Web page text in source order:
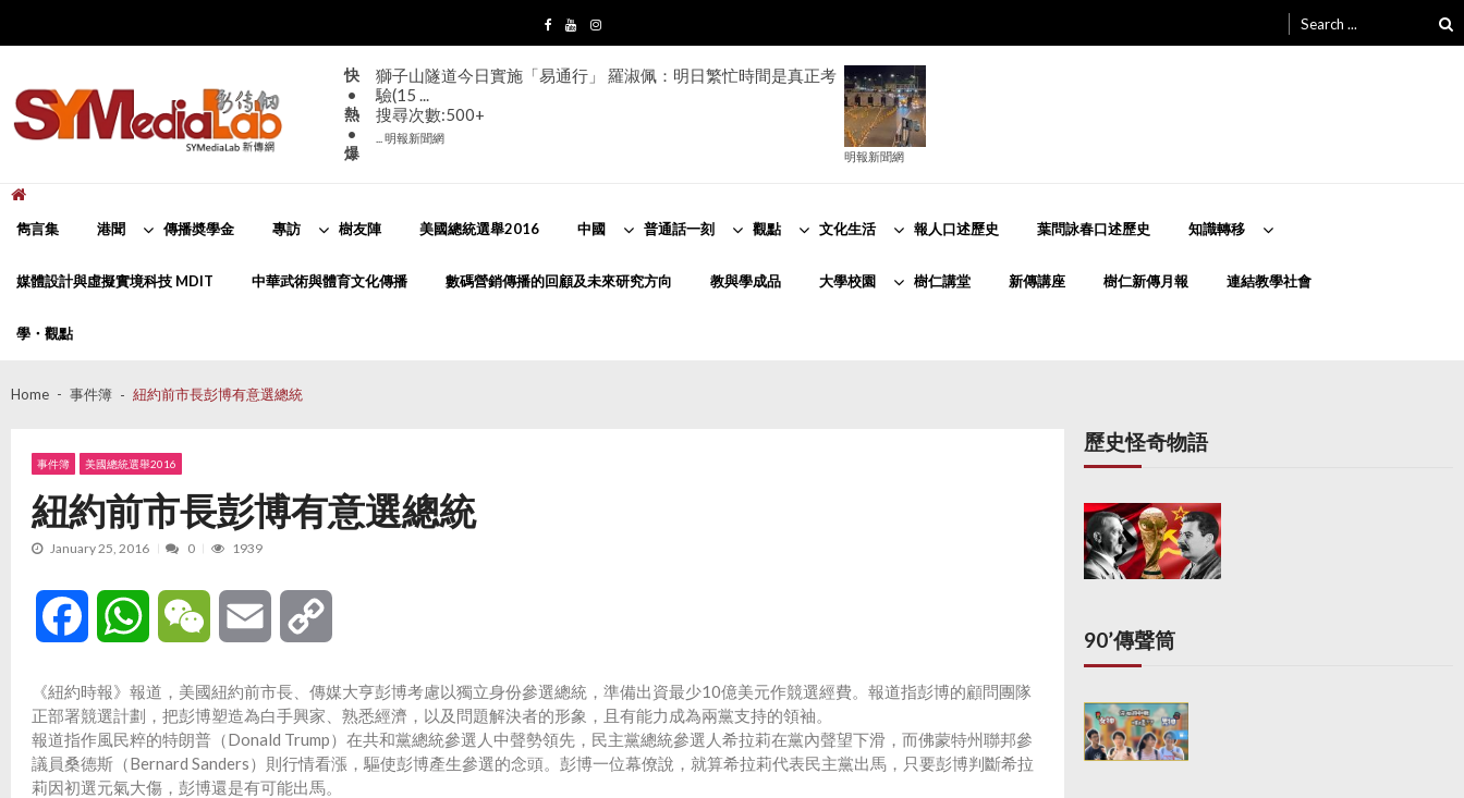
navigation
content
for:
快
•
熱
•
爆
獅子山隧道今日實施「易通行」 羅淑佩：明日繁忙時間是真正考
驗(15 ...
搜尋次數:500+
... 明報新聞網
明報新聞網
雋言集 港聞 傳播奬學金 專訪 樹友陣 美國總統選舉2016 中國 普通話一刻 觀點 文化生活 報人口述歷史 葉問詠春口述歷史 知識轉移
媒體設計與虛擬實境科技 MDIT 中華武術與體育文化傳播 數碼營銷傳播的回顧及未來研究方向 教與學成品 大學校園 樹仁講堂 新傳講座 樹仁新傳月報 連結教學社會
學・觀點
Home 事件簿 紐約前市長彭博有意選總統
事件簿 美國總統選舉2016
紐約前市長彭博有意選總統
January 25, 2016 0 1939
Facebook WhatsAppWeChat Email
《紐約時報》報道，美國紐約前市長、傳媒大亨彭博考慮以獨立身份參選總統，準備出資最少10億美元作競選經費。報道指彭博的顧問團隊
正部署競選計劃，把彭博塑造為白手興家、熟悉經濟，以及問題解決者的形象，且有能力成為兩黨支持的領袖。
報道指作風民粹的特朗普（Donald Trump）在共和黨總統參選人中聲勢領先，民主黨總統參選人希拉莉在黨內聲望下滑，而佛蒙特州聯邦參
議員桑德斯（Bernard Sanders）則行情看漲，驅使彭博產生參選的念頭。彭博一位幕僚說，就算希拉莉代表民主黨出馬，只要彭博判斷希拉
莉因初選元氣大傷，彭博還是有可能出馬。
歷史怪奇物語
90’傳聲筒